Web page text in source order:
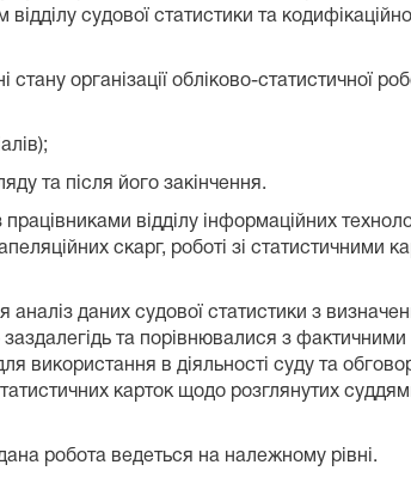
судової статистики та
організації обліково-статистичної
та після його закінчення.
відділу інформаційних
скарг, роботі зі статистичними
даних судової статистики з
та порівнювалися з
використання в діяльності суду та
карток щодо розглянутих
робота ведеться на належному рівні.